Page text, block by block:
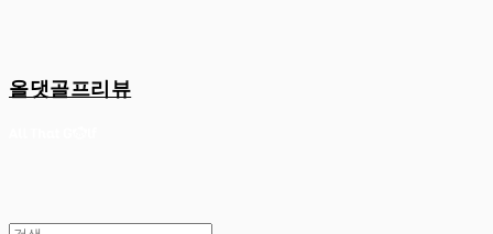
올댓골프리뷰